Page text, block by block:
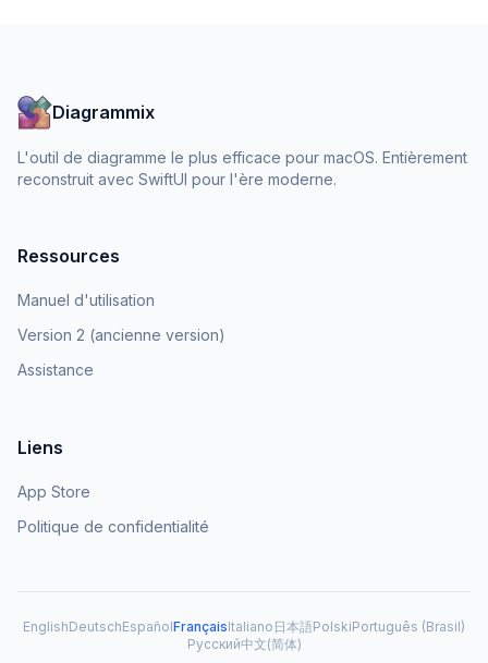
Diagrammix
L'outil de diagramme le plus efficace pour macOS. Entièrement
reconstruit avec SwiftUI pour l'ère moderne.
Ressources
Manuel d'utilisation
Version 2 (ancienne version)
Assistance
Liens
App Store
Politique de confidentialité
EnglishDeutschEspañolFrançaisItaliano 日本語PolskiPortuguês (Brasil)
Русский中文(简体)